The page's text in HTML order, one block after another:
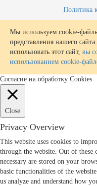
Политика
Мы используем cookie-
представления нашего
использовать этот сайт, вы
использованием cookie-
Согласие на обработку Cookies
Close
Privacy Overview
This website uses cookies to
through the website. Out of these
necessary are stored on your
basic functionalities of the
us analyze and understand how